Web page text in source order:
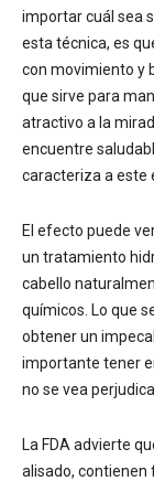
importar cuál sea
esta técnica, es
con movimiento y
que sirve para
atractivo a la
encuentre
caracteriza a este
El efecto puede
un tratamiento
cabello
químicos. Lo que
obtener un
importante tener
no se vea
La FDA advierte
alisado, contienen